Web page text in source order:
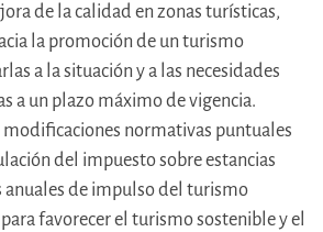
de la calidad en zonas turísticas,
la promoción de un turismo
a la situación y a las necesidades
a un plazo máximo de vigencia.
normativas puntuales
del impuesto sobre estancias
anuales de impulso del turismo
favorecer el turismo sostenible y el